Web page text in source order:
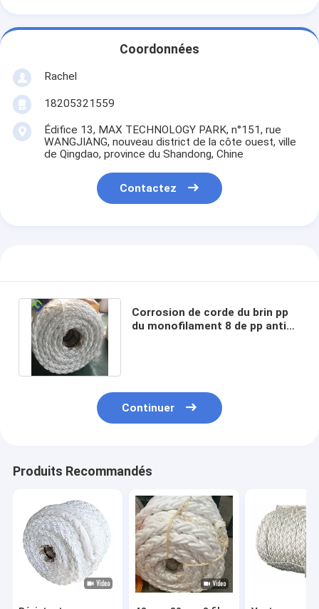
Coordonnées
Rachel
18205321559
Édifice 13, MAX TECHNOLOGY PARK, n°151, rue
WANGJIANG, nouveau district de la côte ouest, ville
de Qingdao, province du Shandong, Chine
Contactez
Corrosion de corde du brin pp
du monofilament 8 de pp anti
Continuer
Produits Recommandés